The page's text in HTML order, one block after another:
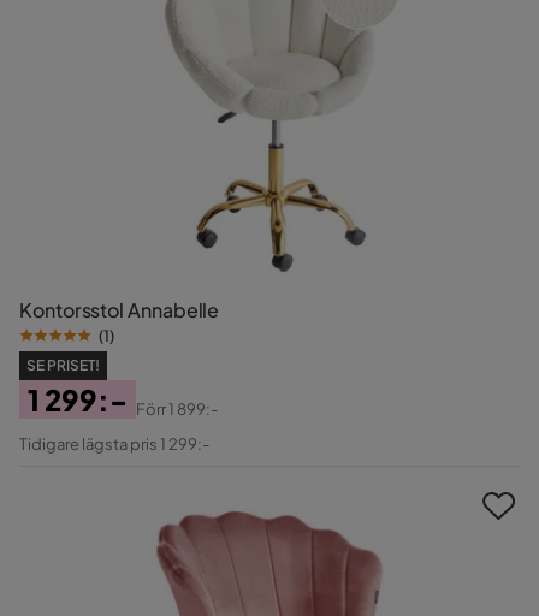
Kontorsstol Annabelle
(1)
SE PRISET!
Pris
1 299:-
Original
Förr1 899:-
Tidigare lägsta pris 1 299:-